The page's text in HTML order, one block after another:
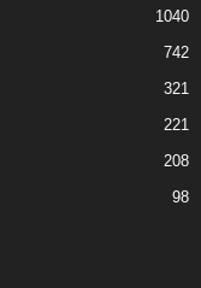
1040
742
321
221
208
98